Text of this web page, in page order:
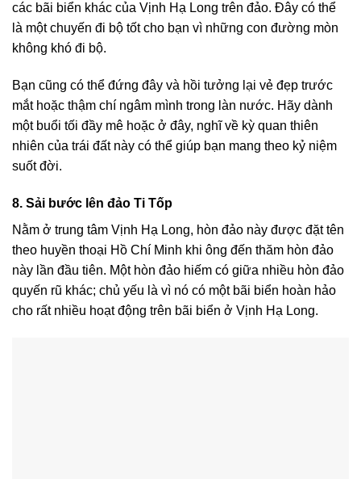
các bãi biển khác của Vịnh Hạ Long trên đảo. Đây có thể
là một chuyến đi bộ tốt cho bạn vì những con đường mòn
không khó đi bộ.
Bạn cũng có thể đứng đây và hồi tưởng lại vẻ đẹp trước
mắt hoặc thậm chí ngâm mình trong làn nước. Hãy dành
một buổi tối đầy mê hoặc ở đây, nghĩ về kỳ quan thiên
nhiên của trái đất này có thể giúp bạn mang theo kỷ niệm
suốt đời.
8. Sải bước lên đảo Ti Tốp
Nằm ở trung tâm Vịnh Hạ Long, hòn đảo này được đặt tên
theo huyền thoại Hồ Chí Minh khi ông đến thăm hòn đảo
này lần đầu tiên. Một hòn đảo hiếm có giữa nhiều hòn đảo
quyến rũ khác; chủ yếu là vì nó có một bãi biển hoàn hảo
cho rất nhiều hoạt động trên bãi biển ở Vịnh Hạ Long.